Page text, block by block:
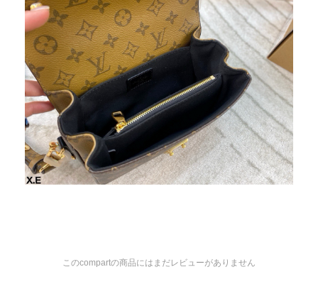
このcompartの商品にはまだレビューがありません